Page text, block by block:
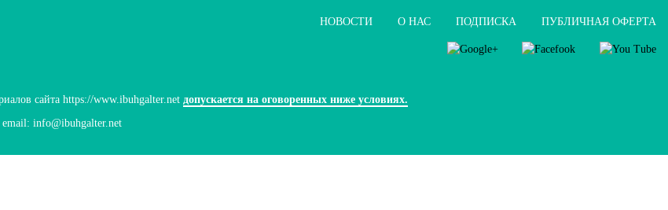
НОВОСТИ О НАС ПОДПИСКА ПУБЛИЧНАЯ ОФЕРТА
сайта https://www.ibuhgalter.net допускается на оговоренных ниже условиях.
email: info@ibuhgalter.net